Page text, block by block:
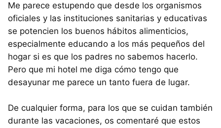
Me parece estupendo que desde los organismos
oficiales y las instituciones sanitarias y educativas
se potencien los buenos hábitos alimenticios,
especialmente educando a los más pequeños del
hogar si es que los padres no sabemos hacerlo.
Pero que mi hotel me diga cómo tengo que
desayunar me parece un tanto fuera de lugar.
De cualquier forma, para los que se cuidan también
durante las vacaciones, os comentaré que estos